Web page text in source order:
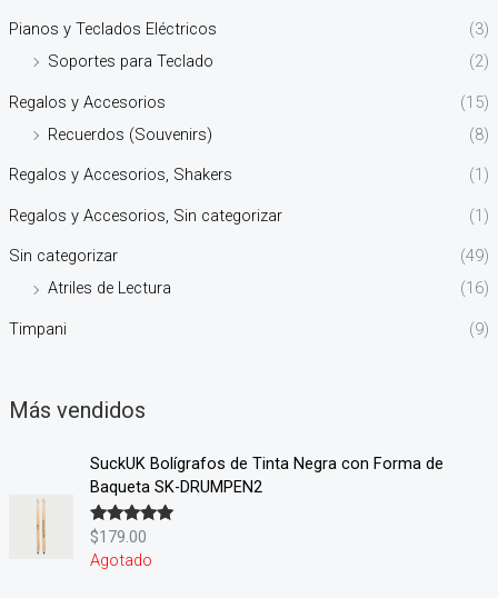
Pianos y Teclados Eléctricos
(3)
Soportes para Teclado
(2)
Regalos y Accesorios
(15)
Recuerdos (Souvenirs)
(8)
Regalos y Accesorios, Shakers (1)
Regalos y Accesorios, Sin categorizar (1)
Sin categorizar
(49)
Atriles de Lectura
(16)
Timpani (9)
Más vendidos
SuckUK Bolígrafos de Tinta Negra con Forma de
Baqueta SK-DRUMPEN2
Valorado en
5.00 de 5
$179.00
Agotado